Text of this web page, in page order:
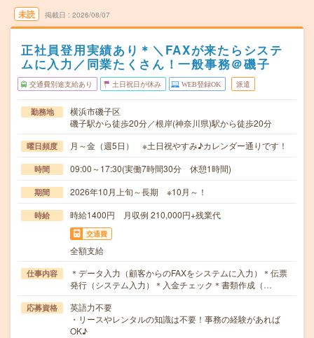
未読 掲載日 2026/08/07
正社員登用実績あり＊＼FAXが来たらシステ
ムに入力／同業たくさん！一般事務＠磯子
交通費別途支給あり 土日祝日が休み WEB登録OK 派遣
勤務地
横浜市磯子区
磯子駅から徒歩20分／根岸(神奈川県)駅から徒歩20分
曜日頻度 月～金（週5日） ※土日祝やすみ♪カレンダー通りです！
時間 09:00～17:30(実働7時間30分 休憩1時間)
期間 2026年10月上旬～長期 ※10月～！
時給 時給1400円 月収例 210,000円+残業代
交通費
全額支給
仕事内容
＊データ入力（顧客からのFAXをシステムに入力）＊伝票
発行（システム入力）＊入金チェック＊書類作成（…
応募資格
英語力不要
・リースやレンタルの知識は不要！事務の経験があれば
OK♪